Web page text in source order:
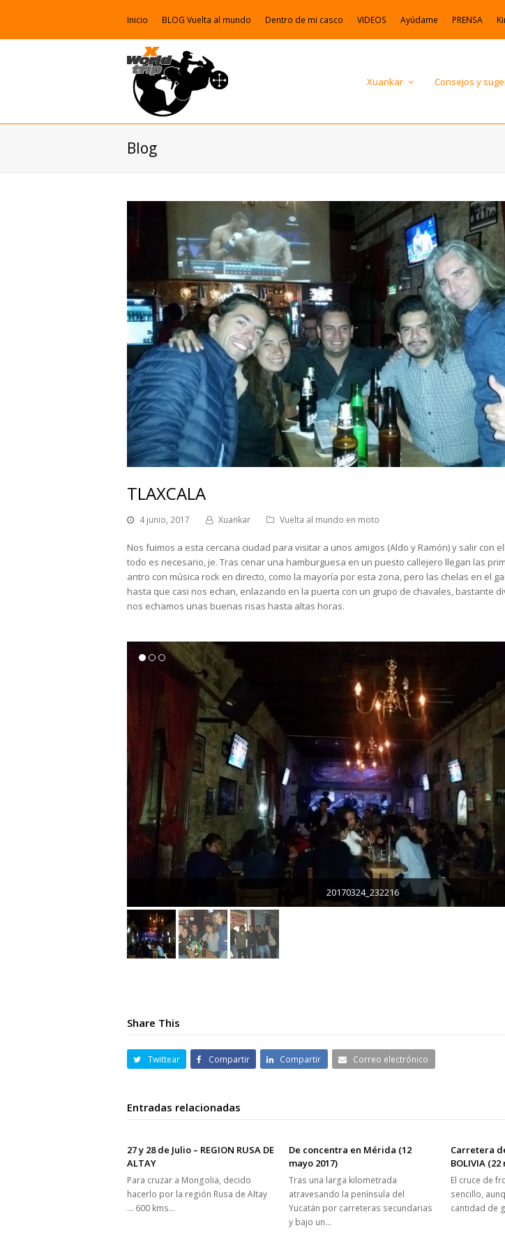
Inicio BLOG Vuelta al mundo Dentro de mi casco VIDEOS Ayúdame PRENSA
Xuankar Consejos y
Blog
TLAXCALA
4 junio, 2017 Xuankar Vuelta al mundo en moto
Nos fuimos a esta cercana ciudad para visitar a unos amigos (Aldo y Ramón) y salir con
todo es necesario, je. Tras cenar una hamburguesa en un puesto callejero llegan las
antro con música rock en directo, como la mayoría por esta zona, pero las chelas en el
hasta que casi nos echan, enlazando en la puerta con un grupo de chavales, bastante
nos echamos unas buenas risas hasta altas horas.
20170324_232216
Share This
Twittear Compartir Compartir Correo electrónico
Entradas relacionadas
27 y 28 de Julio – REGION RUSA DE
ALTAY
Para cruzar a Mongolia, decido
hacerlo por la región Rusa de Altay
… 600 kms…
De concentra en Mérida (12
mayo 2017)
Tras una larga kilometrada
atravesando la península del
Yucatán por carreteras secundarias
y bajo un…
Carretera
BOLIVIA (22
El cruce de
sencillo,
cantidad de